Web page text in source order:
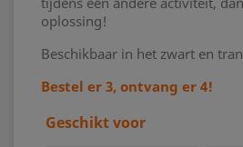
oplossing!
Beschikbaar in het zwart en
Bestel er 3, ontvang er 4!
Geschikt voor